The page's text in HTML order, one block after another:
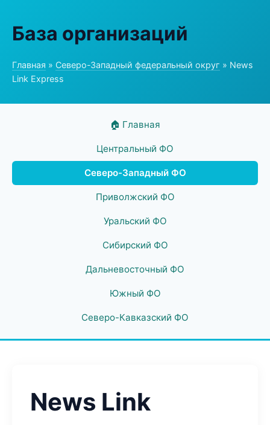
База организаций
Главная » Северо-Западный федеральный округ » News
Link Express
🏠 Главная
Центральный ФО
Северо-Западный ФО
Приволжский ФО
Уральский ФО
Сибирский ФО
Дальневосточный ФО
Южный ФО
Северо-Кавказский ФО
News Link